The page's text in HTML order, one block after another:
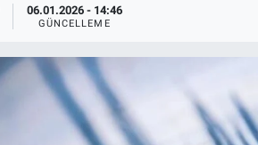
06.01.2026 - 14:46
GÜNCELLEME